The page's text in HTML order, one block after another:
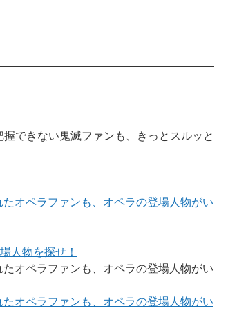
できない鬼滅ファンも、きっとスルッと
オペラファンも、オペラの登場人物がい
人物を探せ！
オペラファンも、オペラの登場人物がい
オペラファンも、オペラの登場人物がい